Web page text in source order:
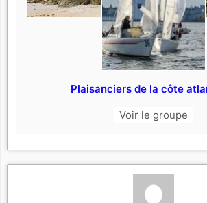
Plaisanciers de la côte
Voir le groupe